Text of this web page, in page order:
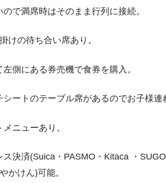
で満席時はそのまま行列に接続。
けの待ち合い席あり。
側にある券売機で食券を購入。
シートのテーブル席があるのでお子様連
ニューあり。
ス決済(Suica・PASMO・Kitaca ・
かけん)可能。